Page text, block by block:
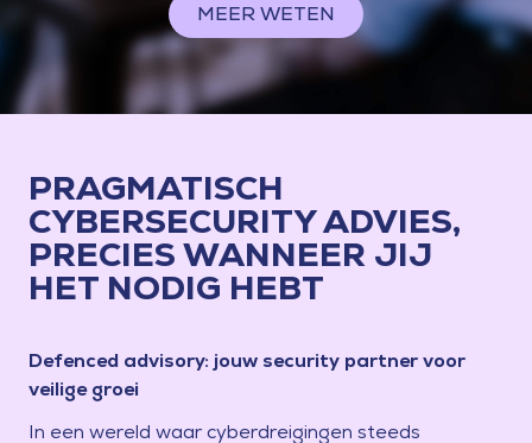
MEER WETEN
PRAGMATISCH
CYBERSECURITY ADVIES,
PRECIES WANNEER JIJ
HET NODIG HEBT
Defenced advisory: jouw security partner voor
veilige groei
In een wereld waar cyberdreigingen steeds